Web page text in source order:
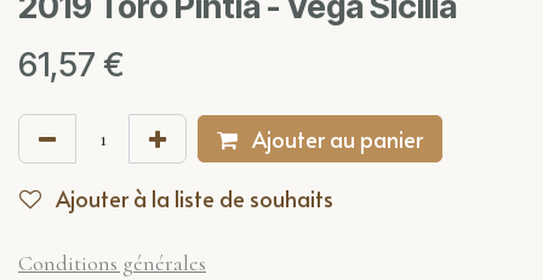
61,57 €
Ajouter au panier
Ajouter à la liste de souhaits
Conditions générales